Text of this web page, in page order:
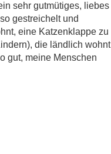
sehr gutmütiges, liebes
gestreichelt und
eine Katzenklappe zu
die ländlich wohnt
gut, meine Menschen